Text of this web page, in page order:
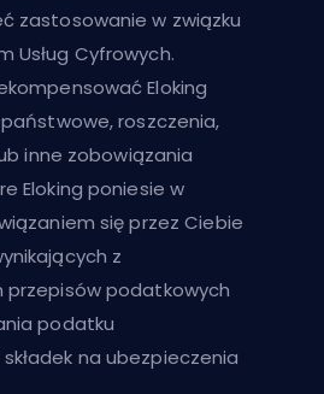
zastosowanie w związku
Usług Cyfrowych.
Eloking
roszczenia,
inne zobowiązania
Eloking poniesie w
się przez Ciebie
z
przepisów podatkowych
podatku
na ubezpieczenia